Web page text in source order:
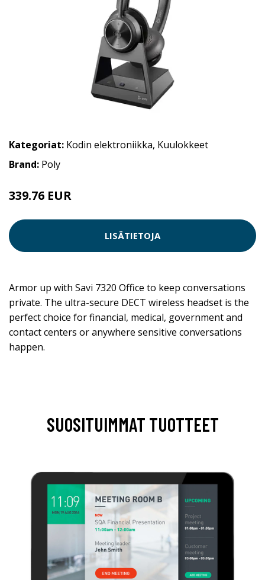
Kategoriat: Kodin elektroniikka, Kuulokkeet
Brand: Poly
339.76 EUR
LISÄTIETOJA
Armor up with Savi 7320 Office to keep conversations
private. The ultra-secure DECT wireless headset is the
perfect choice for financial, medical, government and
contact centers or anywhere sensitive conversations
happen.
SUOSITUIMMAT TUOTTEET